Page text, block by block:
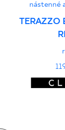
nástenné
TERAZZO